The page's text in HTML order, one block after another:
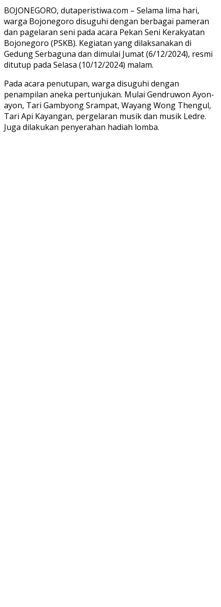
BOJONEGORO, dutaperistiwa.com – Selama lima hari,
warga Bojonegoro disuguhi dengan berbagai pameran
dan pagelaran seni pada acara Pekan Seni Kerakyatan
Bojonegoro (PSKB). Kegiatan yang dilaksanakan di
Gedung Serbaguna dan dimulai Jumat (6/12/2024), resmi
ditutup pada Selasa (10/12/2024) malam.
Pada acara penutupan, warga disuguhi dengan
penampilan aneka pertunjukan. Mulai Gendruwon Ayon-
ayon, Tari Gambyong Srampat, Wayang Wong Thengul,
Tari Api Kayangan, pergelaran musik dan musik Ledre.
Juga dilakukan penyerahan hadiah lomba.